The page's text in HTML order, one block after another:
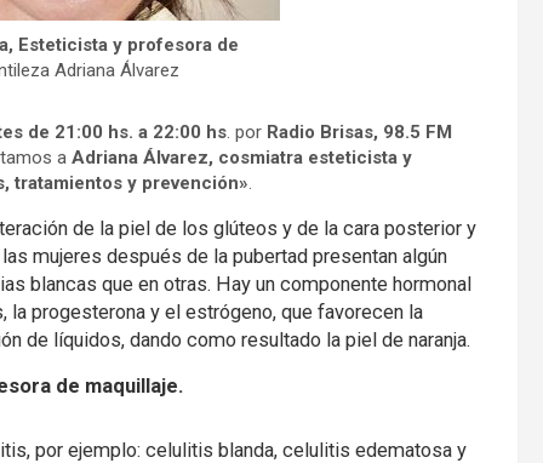
Esteticista y profesora de
Adriana Álvarez
de 21:00 hs. a 22:00 hs. por Radio Brisas, 98.5 FM
a Adriana Álvarez, cosmiatra esteticista y
tratamientos y prevención».
de la piel de los glúteos y de la cara posterior y
mujeres después de la pubertad presentan algún
blancas que en otras. Hay un componente hormonal
progesterona y el estrógeno, que favorecen la
de líquidos, dando como resultado la piel de naranja.
de maquillaje.
por ejemplo: celulitis blanda, celulitis edematosa y